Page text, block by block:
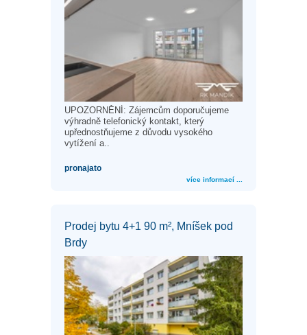
UPOZORNĚNÍ: Zájemcům doporučujeme
výhradně telefonický kontakt, který
upřednostňujeme z důvodu vysokého
vytížení a..
pronajato
více informací ...
Prodej bytu 4+1 90 m², Mníšek pod
Brdy